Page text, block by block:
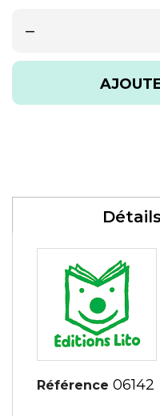
–
Référence 06142